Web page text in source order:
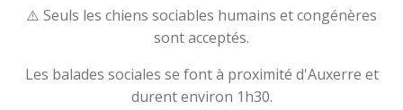
⚠️ Seuls les chiens sociables humains et congénères
sont acceptés.
Les balades sociales se font à proximité d'Auxerre et
durent environ 1h30.